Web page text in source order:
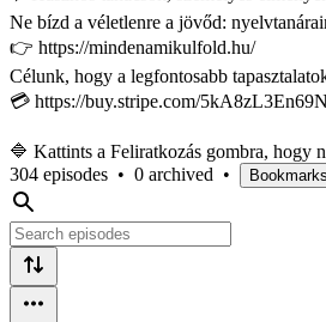
Ne bízd a véletlenre a jövőd:
👉 https://mindenamikulfold.hu/
Célunk, hogy a legfontosabb
💳 https://buy.stripe.com/
🔷 Kattints a Feliratkozás gombra, hogy
304 episodes • 0 archived • Bookmarks